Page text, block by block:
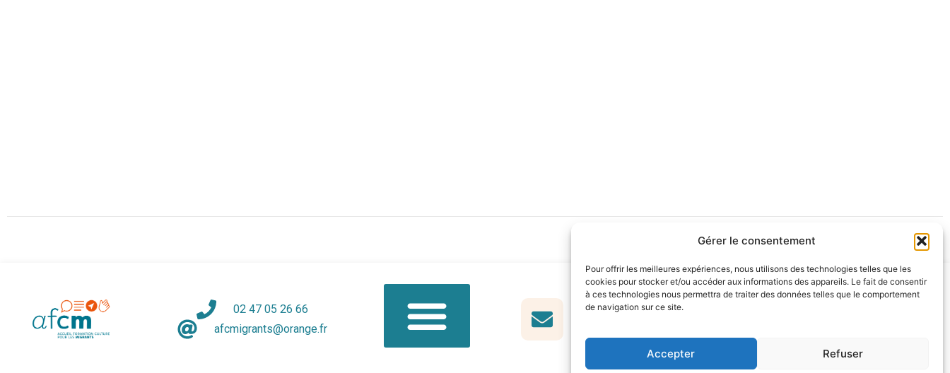
Gérer le consentement
Pour offrir les meilleures expériences, nous utilisons des technologies telles que les
cookies pour stocker et/ou accéder aux informations des appareils. Le fait de consentir
à ces technologies nous permettra de traiter des données telles que le comportement
de navigation sur ce site.
Accepter Refuser
02 47 05 26 66
afcmigrants@orange.fr